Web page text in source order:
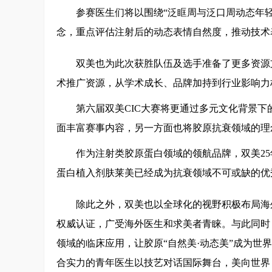
参赛医生们将以围绕“泛眶周与泛口周动态年
念，重点评估注射后的动态表情自然度，推动技
双美也为此次获胜队伍及选手准备了更多资
术推广资源，从学术成长、品牌加持到行业影响
第六届双美CIC大赛将更通过多元文化背景
面丰富赛事内容，另一方面也将胶原抗衰领域的
作为注射类胶原蛋白领域的领航品牌，双美
蛋白植入剂肤莱美已经成为抗衰领域不可或缺的
除此之外，双美也以全球化的视野积极布局
权威认证，广受海外医生和求美者青睐。与此同
领域的临床应用，让胶原“自然美·动态美”成为世
合实力的青年医生以技艺对话国际舞台，美向世